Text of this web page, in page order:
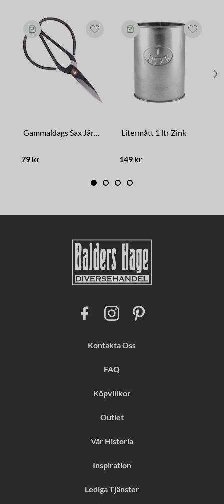
Gammaldags Sax Järn Stor
79 kr
Litermått 1 ltr Zink
149 kr
Kontakta Oss
FAQ
Köpvillkor
Outlet
Vår Historia
Inspiration
Lediga Tjänster
b
o
I
n
g
a
m